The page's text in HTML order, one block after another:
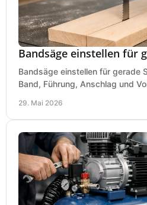
Bandsäge einstellen für
Bandsäge einstellen für gerade
Band, Führung, Anschlag und
29. Mai 2026